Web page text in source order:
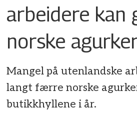
arbeidere
norske
Mangel på utenlandske
langt færre norske
butikkhyllene i år.